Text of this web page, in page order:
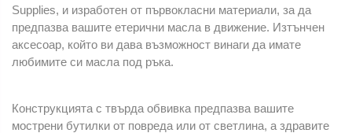
Supplies, и изработен от първокласни материали, за да
предпазва вашите етерични масла в движение. Изтънчен
аксесоар, който ви дава възможност винаги да имате
любимите си масла под ръка.
Конструкцията с твърда обвивка предпазва вашите
мострени бутилки от повреда или от светлина, а здравите